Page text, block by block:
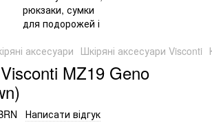
аксесуари Шкіряні аксесуари Visconti
MZ19 Geno
Написати відгук